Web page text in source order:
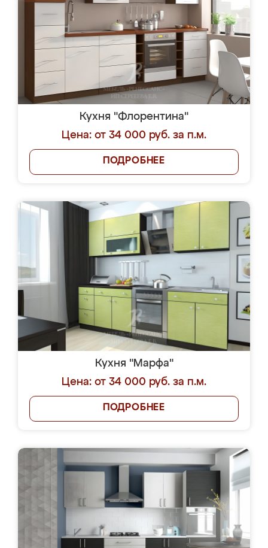
Кухня "Флорентина"
Цена: от 34 000 руб. за п.м.
ПОДРОБНЕЕ
Кухня "Марфа"
Цена: от 34 000 руб. за п.м.
ПОДРОБНЕЕ